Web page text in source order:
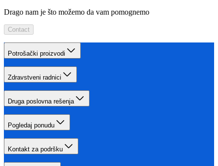
Drago nam je što možemo da vam pomognemo
Contact
Potrošački proizvodi
Zdravstveni radnici
Druga poslovna rešenja
Pogledaj ponudu
Kontakt za podršku